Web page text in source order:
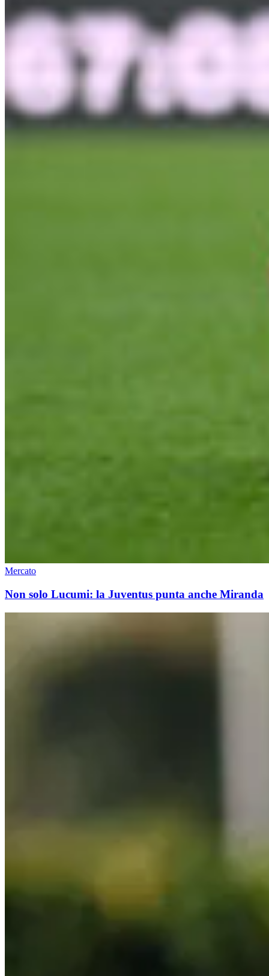
Mercato
Non solo Lucumi: la Juventus punta anche Miranda